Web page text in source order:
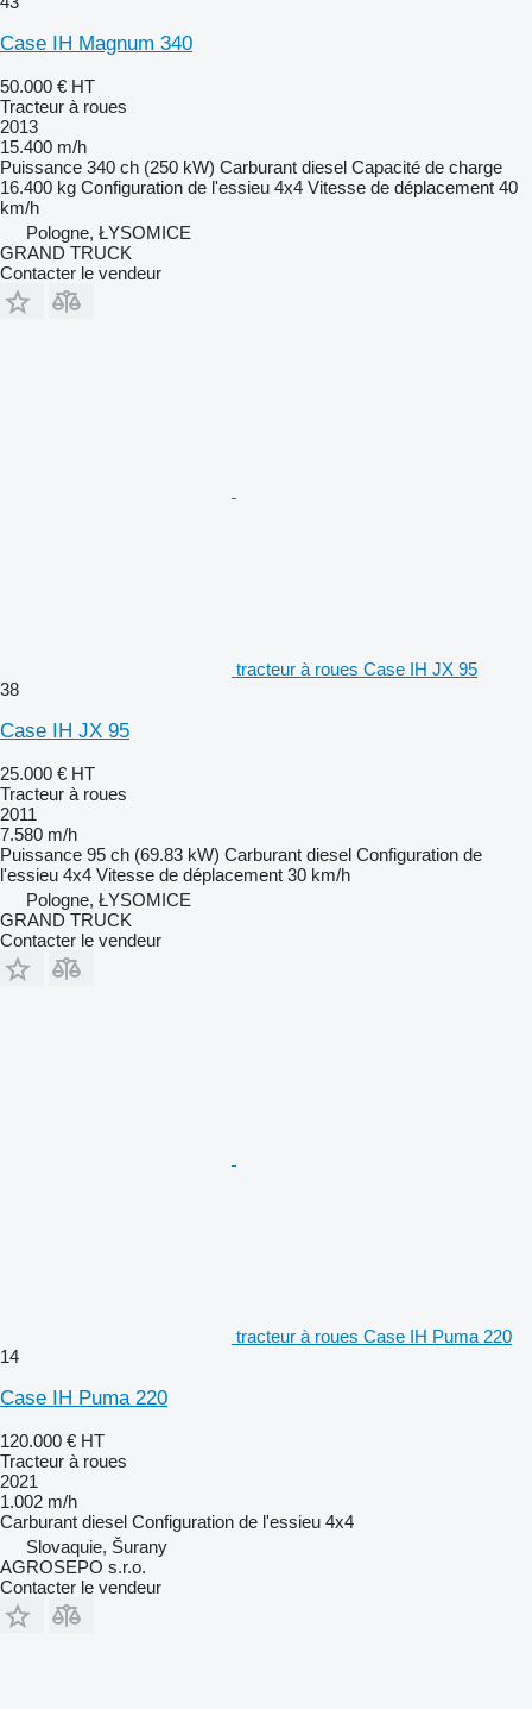
Case IH Magnum 340
50.000 € HT
Tracteur à roues
2013
15.400 m/h
Puissance 340 ch (250 kW) Carburant diesel Capacité de charge
16.400 kg Configuration de l'essieu 4x4 Vitesse de déplacement 40
km/h
Pologne, ŁYSOMICE
GRAND TRUCK
Contacter le vendeur
tracteur à roues Case IH JX 95
38
Case IH JX 95
25.000 € HT
Tracteur à roues
2011
7.580 m/h
Puissance 95 ch (69.83 kW) Carburant diesel Configuration de
l'essieu 4x4 Vitesse de déplacement 30 km/h
Pologne, ŁYSOMICE
GRAND TRUCK
Contacter le vendeur
tracteur à roues Case IH Puma 220
14
Case IH Puma 220
120.000 € HT
Tracteur à roues
2021
1.002 m/h
Carburant diesel Configuration de l'essieu 4x4
Slovaquie, Šurany
AGROSEPO s.r.o.
Contacter le vendeur